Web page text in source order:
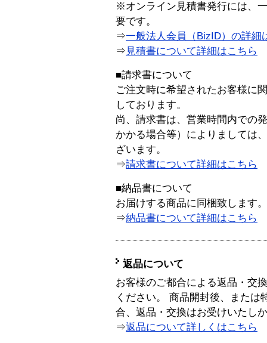
※オンライン見積書発行には、
要です。
⇒一般法人会員（BizID）の詳細
⇒ 見積書について詳細はこちら
■請求書について
ご注文時に希望されたお客様に
しております。
尚、請求書は、営業時間内での
かかる場合等）によりましては
ざいます。
⇒請求書について詳細はこちら
■納品書について
お届けする商品に同梱致します。
⇒納品書について詳細はこちら
返品について
お客様のご都合による返品・交
ください。 商品開封後、または
合、返品・交換はお受けいたし
⇒返品について詳しくはこちら